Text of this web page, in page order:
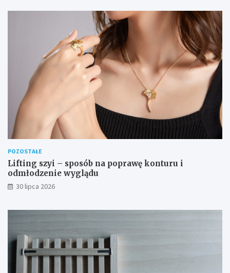
POZOSTAŁE
Lifting szyi – sposób na poprawę konturu i
odmłodzenie wyglądu
30 lipca 2026